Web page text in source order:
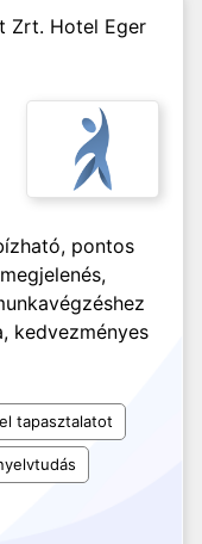
Zrt. Hotel Eger
pontos
kedvezményes
tapasztalatot